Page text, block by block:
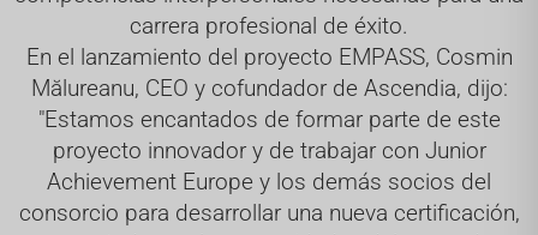
carrera profesional de éxito.
En el lanzamiento del proyecto EMPASS, Cosmin
Mălureanu, CEO y cofundador de Ascendia, dijo:
"Estamos encantados de formar parte de este
proyecto innovador y de trabajar con Junior
Achievement Europe y los demás socios del
consorcio para desarrollar una nueva certificación,